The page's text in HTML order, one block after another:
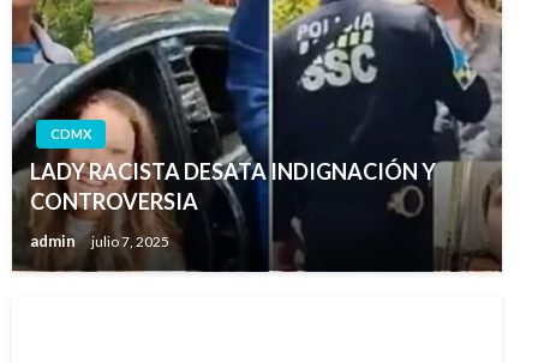
CDMX
LADY RACISTA DESATA INDIGNACIÓN Y
CONTROVERSIA
admin julio 7, 2025